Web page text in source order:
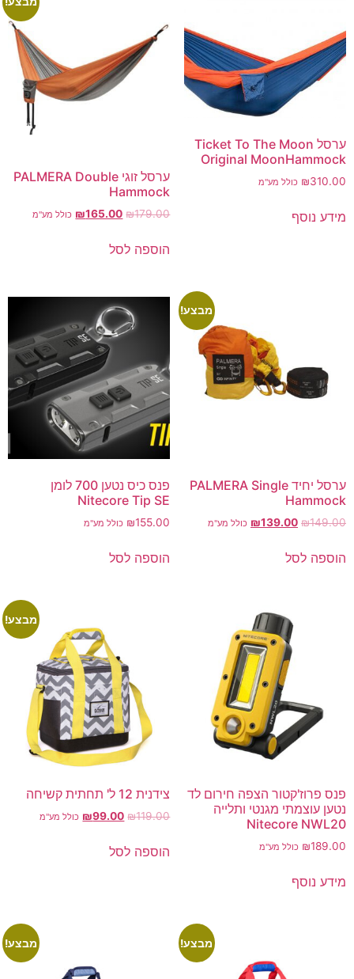
ערסל Ticket To The Moon
Original MoonHammock
₪310.00 כולל מע"מ
מידע נוסף
ערסל זוגי PALMERA Double
Hammock
₪179.00
₪165.00 כולל מע"מ
הוספה לסל
מבצע!
ערסל יחיד PALMERA Single
Hammock
₪149.00
₪139.00 כולל מע"מ
הוספה לסל
פנס כיס נטען 700 לומן
Nitecore Tip SE
₪155.00 כולל מע"מ
הוספה לסל
פנס פרוז'קטור הצפה חירום לד
נטען עוצמתי מגנטי ותלייה
Nitecore NWL20
₪189.00 כולל מע"מ
מידע נוסף
מבצע!
צידנית 12 ל' תחתית קשיחה
₪119.00
₪99.00 כולל מע"מ
הוספה לסל
מבצע! מבצע!